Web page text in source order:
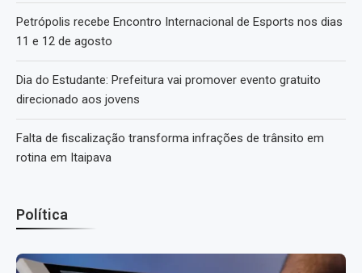
Petrópolis recebe Encontro Internacional de Esports nos dias
11 e 12 de agosto
Dia do Estudante: Prefeitura vai promover evento gratuito
direcionado aos jovens
Falta de fiscalização transforma infrações de trânsito em
rotina em Itaipava
Política